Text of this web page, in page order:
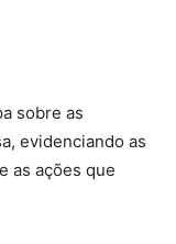
sobre as
evidenciando as
as ações que